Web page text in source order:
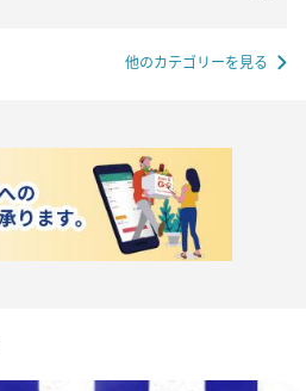
他のカテゴリーを見る